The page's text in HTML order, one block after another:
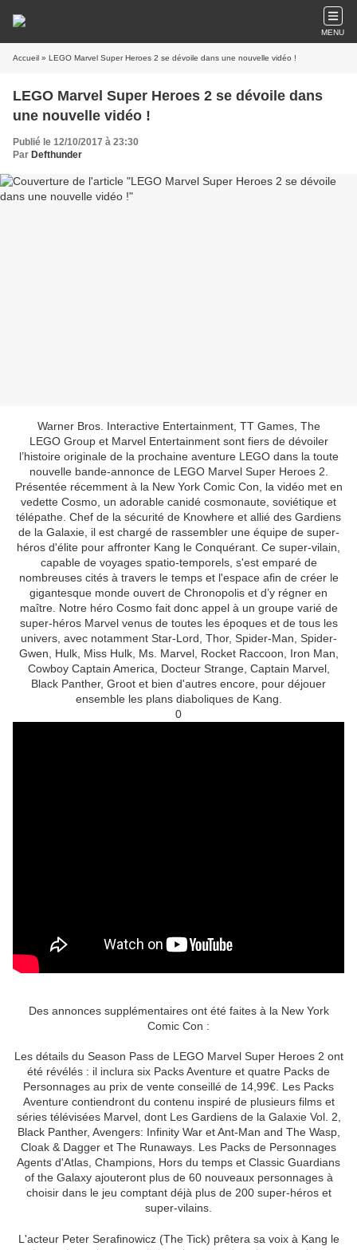
MENU
Accueil » LEGO Marvel Super Heroes 2 se dévoile dans une nouvelle vidéo !
LEGO Marvel Super Heroes 2 se dévoile dans
une nouvelle vidéo !
Publié le 12/10/2017 à 23:30
Par Defthunder
Warner Bros. Interactive Entertainment, TT Games, The
LEGO Group et Marvel Entertainment sont fiers de dévoiler
l’histoire originale de la prochaine aventure LEGO dans la toute
nouvelle bande-annonce de LEGO Marvel Super Heroes 2.
Présentée récemment à la New York Comic Con, la vidéo met en
vedette Cosmo, un adorable canidé cosmonaute, soviétique et
télépathe. Chef de la sécurité de Knowhere et allié des Gardiens
de la Galaxie, il est chargé de rassembler une équipe de super-
héros d'élite pour affronter Kang le Conquérant. Ce super-vilain,
capable de voyages spatio-temporels, s'est emparé de
nombreuses cités à travers le temps et l'espace afin de créer le
gigantesque monde ouvert de Chronopolis et d’y régner en
maître. Notre héro Cosmo fait donc appel à un groupe varié de
super-héros Marvel venus de toutes les époques et de tous les
univers, avec notamment Star-Lord, Thor, Spider-Man, Spider-
Gwen, Hulk, Miss Hulk, Ms. Marvel, Rocket Raccoon, Iron Man,
Cowboy Captain America, Docteur Strange, Captain Marvel,
Black Panther, Groot et bien d'autres encore, pour déjouer
ensemble les plans diaboliques de Kang.
0
Des annonces supplémentaires ont été faites à la New York
Comic Con :
Les détails du Season Pass de LEGO Marvel Super Heroes 2 ont
été révélés : il inclura six Packs Aventure et quatre Packs de
Personnages au prix de vente conseillé de 14,99€. Les Packs
Aventure contiendront du contenu inspiré de plusieurs films et
séries télévisées Marvel, dont Les Gardiens de la Galaxie Vol. 2,
Black Panther, Avengers: Infinity War et Ant-Man and The Wasp,
Cloak & Dagger et The Runaways. Les Packs de Personnages
Agents d'Atlas, Champions, Hors du temps et Classic Guardians
of the Galaxy ajouteront plus de 60 nouveaux personnages à
choisir dans le jeu comptant déjà plus de 200 super-héros et
super-vilains.
L'acteur Peter Serafinowicz (The Tick) prêtera sa voix à Kang le